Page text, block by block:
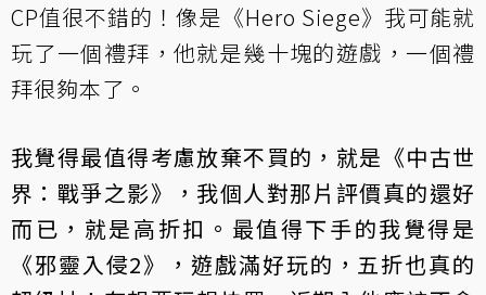
CP值很不錯的！像是《Hero Siege》我可能就
玩了一個禮拜，他就是幾十塊的遊戲，一個禮
拜很夠本了。
我覺得最值得考慮放棄不買的，就是《中古世
界：戰爭之影》，我個人對那片評價真的還好
而已，就是高折扣。最值得下手的我覺得是
《邪靈入侵2》，遊戲滿好玩的，五折也真的